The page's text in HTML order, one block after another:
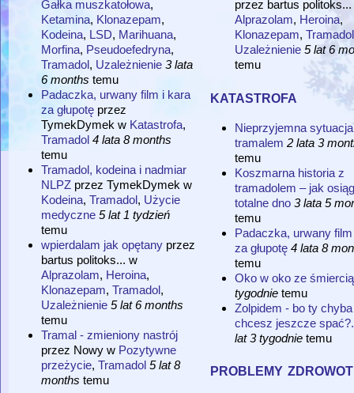
Gałka muszkatołowa,
Ketamina, Klonazepam,
Kodeina, LSD, Marihuana,
Morfina, Pseudoefedryna,
Tramadol, Uzależnienie 3 lata
6 months temu
Padaczka, urwany film i kara
za głupotę przez
TymekDymek w Katastrofa,
Tramadol 4 lata 8 months
temu
Tramadol, kodeina i nadmiar
NLPZ przez TymekDymek w
Kodeina, Tramadol, Użycie
medyczne 5 lat 1 tydzień
temu
wpierdalam jak opętany przez
bartus politoks... w
Alprazolam, Heroina,
Klonazepam, Tramadol,
Uzależnienie 5 lat 6 months
temu
Tramal - zmieniony nastrój
przez Nowy w Pozytywne
przeżycie, Tramadol 5 lat 8
months temu
przez bartus politoks...
Alprazolam, Heroina,
Klonazepam, Tramadol
Uzależnienie 5 lat 6
temu
katastrofa
Nieprzyjemna
tramalem 2 lata 3
temu
Koszmarna historia z
tramadolem – jak
totalne dno 3 lata 5
temu
Padaczka, urwany
za głupotę 4 lata 8
temu
Oko w oko ze śmiercią
tygodnietemu
Zolpidem - bo ty
chcesz jeszcze
lat 3 tygodnietemu
problemy